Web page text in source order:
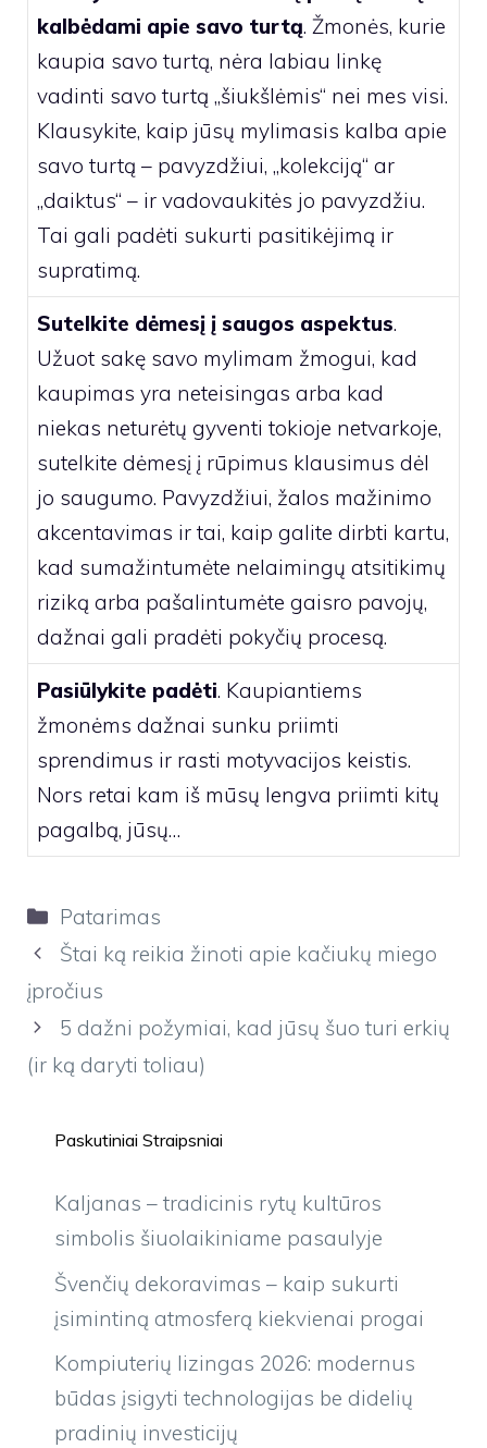
kalbėdami apie savo turtą. Žmonės, kurie
kaupia savo turtą, nėra labiau linkę
vadinti savo turtą „šiukšlėmis“ nei mes visi.
Klausykite, kaip jūsų mylimasis kalba apie
savo turtą – pavyzdžiui, „kolekciją“ ar
„daiktus“ – ir vadovaukitės jo pavyzdžiu.
Tai gali padėti sukurti pasitikėjimą ir
supratimą.
Sutelkite dėmesį į saugos aspektus.
Užuot sakę savo mylimam žmogui, kad
kaupimas yra neteisingas arba kad
niekas neturėtų gyventi tokioje netvarkoje,
sutelkite dėmesį į rūpimus klausimus dėl
jo saugumo. Pavyzdžiui, žalos mažinimo
akcentavimas ir tai, kaip galite dirbti kartu,
kad sumažintumėte nelaimingų atsitikimų
riziką arba pašalintumėte gaisro pavojų,
dažnai gali pradėti pokyčių procesą.
Pasiūlykite padėti. Kaupiantiems
žmonėms dažnai sunku priimti
sprendimus ir rasti motyvacijos keistis.
Nors retai kam iš mūsų lengva priimti kitų
pagalbą, jūsų…
Kategorijos
Patarimas
Štai ką reikia žinoti apie kačiukų miego
įpročius
5 dažni požymiai, kad jūsų šuo turi erkių
(ir ką daryti toliau)
Paskutiniai Straipsniai
Kaljanas – tradicinis rytų kultūros
simbolis šiuolaikiniame pasaulyje
Švenčių dekoravimas – kaip sukurti
įsimintiną atmosferą kiekvienai progai
Kompiuterių lizingas 2026: modernus
būdas įsigyti technologijas be didelių
pradinių investicijų